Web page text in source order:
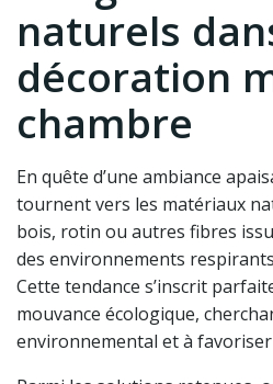
naturels
décoration
chambre
En quête d’une ambiance
tournent vers les matériaux
bois, rotin ou autres fibres
des environnements
Cette tendance s’inscrit
mouvance écologique,
environnemental et à